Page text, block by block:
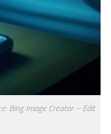
Bing Image Creator – Edit